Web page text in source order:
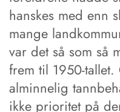
hanskes med enn
mange
var det så som så
frem til 1950-
alminnelig
ikke prioritet på